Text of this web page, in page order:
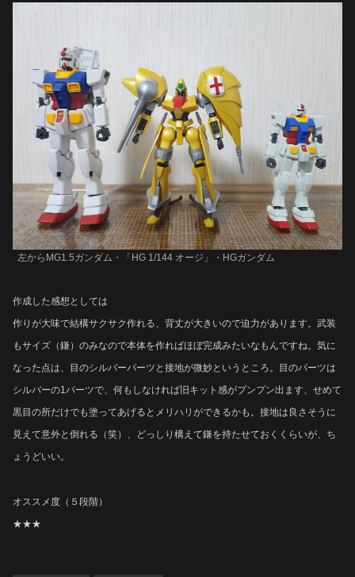
左からMG1.5ガンダム・ 「HG 1/144 オージ」 ・HGガンダム
作成した感想としては
作りが大味で結構サクサク作れる、背丈が大きいので迫力があります。武装
もサイズ（鎌）のみなので本体を作ればほぼ完成みたいなもんですね。気に
なった点は、目のシルバーパーツと接地が微妙というところ。目のパーツは
シルバーの1パーツで、何もしなければ旧キット感がプンプン出ます、せめて
黒目の所だけでも塗ってあげるとメリハリができるかも。接地は良さそうに
見えて意外と倒れる（笑）、どっしり構えて鎌を持たせておくくらいが、ち
ょうどいい。
オススメ度（５段階）
★★★